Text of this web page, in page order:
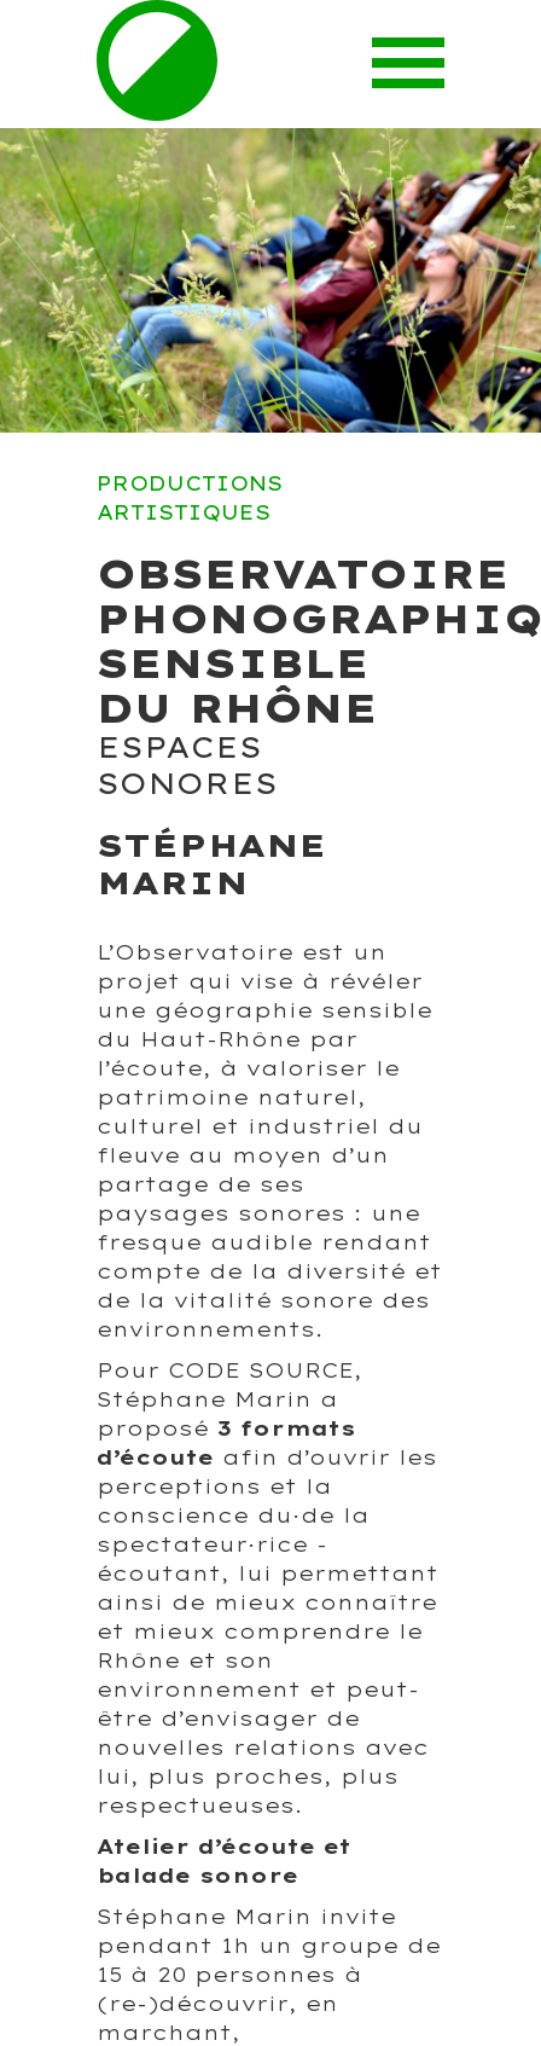
PRODUCTIONS
ARTISTIQUES
OBSERVATOIRE
SENSIBLE
DU RHÔNE
ESPACES
SONORES
STÉPHANE
MARIN
L’Observatoire est un
projet qui vise à révéler
une géographie sensible
du Haut-Rhône par
l’écoute, à valoriser le
patrimoine naturel,
culturel et industriel du
fleuve au moyen d’un
partage de ses
paysages sonores : une
fresque audible rendant
compte de la diversité et
de la vitalité sonore des
environnements.
Pour CODE SOURCE,
Stéphane Marin a
proposé 3 formats
d’écoute afin d’ouvrir les
perceptions et la
conscience du·de la
spectateur·rice -
écoutant, lui permettant
ainsi de mieux connaître
et mieux comprendre le
Rhône et son
environnement et peut-
être d’envisager de
nouvelles relations avec
lui, plus proches, plus
respectueuses.
Atelier d’écoute et
balade sonore
Stéphane Marin invite
pendant 1h un groupe de
15 à 20 personnes à
(re-)découvrir, en
marchant,